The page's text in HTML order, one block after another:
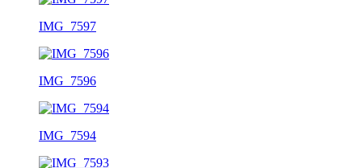
IMG_7597
IMG_7596
IMG_7594